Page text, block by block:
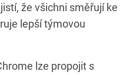
že všichni směřují ke
lepší týmovou
lze propojit s